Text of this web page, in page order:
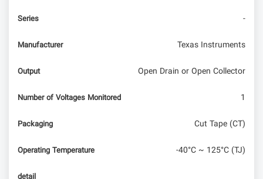
Series -
Manufacturer Texas Instruments
Output Open Drain or Open Collector
Number of Voltages Monitored 1
Packaging Cut Tape (CT)
Operating Temperature -40°C ~ 125°C (TJ)